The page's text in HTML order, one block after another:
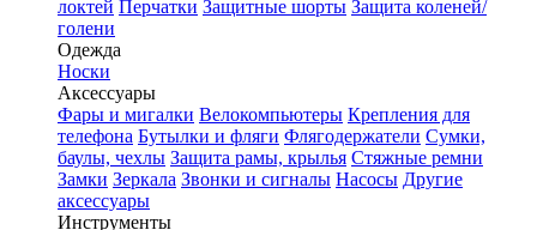
локтей Перчатки Защитные шорты Защита коленей/
голени
Одежда
Носки
Аксессуары
Фары и мигалки Велокомпьютеры Крепления для
телефона Бутылки и фляги Флягодержатели Сумки,
баулы, чехлы Защита рамы, крылья Стяжные ремни
Замки Зеркала Звонки и сигналы Насосы Другие
аксессуары
Инструменты